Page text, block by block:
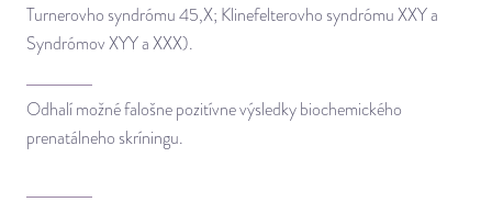
Turnerovho syndrómu 45,X; Klinefelterovho syndrómu XXY a
Syndrómov XYY a XXX).
Odhalí možné falošne pozitívne výsledky biochemického
prenatálneho skríningu.